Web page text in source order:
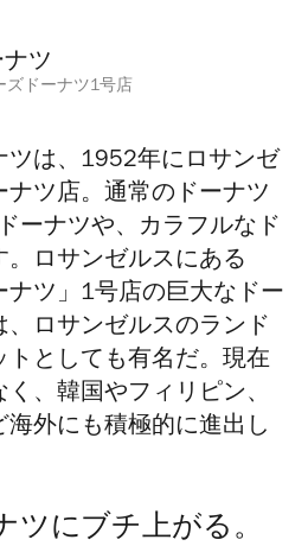
ズドーナツ1号店
ツは、1952年にロサンゼ
ツ店。 通常のドーナツ
ーナツや、 カラフルなド
。ロサンゼルスにある
ツ」 1号店の巨大なドー
ロサンゼルスのランド
トとしても有名だ。現在
、韓国やフィリピン、
外にも積極的に進出し
ツにブチ上がる。